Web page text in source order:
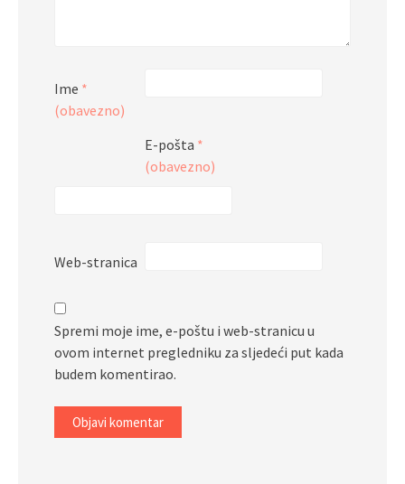
Ime *
(obavezno)
E-pošta *
(obavezno)
Web-stranica
Spremi moje ime, e-poštu i web-stranicu u
ovom internet pregledniku za sljedeći put kada
budem komentirao.